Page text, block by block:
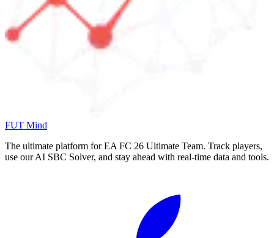
FUT Mind
The ultimate platform for EA FC 26 Ultimate Team. Track players,
use our AI SBC Solver, and stay ahead with real-time data and tools.